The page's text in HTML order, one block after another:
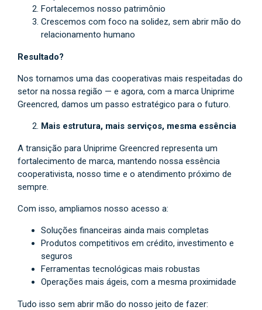
Fortalecemos nosso patrimônio
Crescemos com foco na solidez, sem abrir mão do
relacionamento humano
Resultado?
Nos tornamos uma das cooperativas mais respeitadas do
setor na nossa região — e agora, com a marca Uniprime
Greencred, damos um passo estratégico para o futuro.
Mais estrutura, mais serviços, mesma essência
A transição para Uniprime Greencred representa um
fortalecimento de marca, mantendo nossa essência
cooperativista, nosso time e o atendimento próximo de
sempre.
Com isso, ampliamos nosso acesso a:
Soluções financeiras ainda mais completas
Produtos competitivos em crédito, investimento e
seguros
Ferramentas tecnológicas mais robustas
Operações mais ágeis, com a mesma proximidade
Tudo isso sem abrir mão do nosso jeito de fazer: